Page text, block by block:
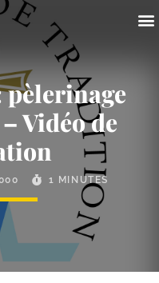
pèlerinage
Vidéo de
1 MINUTES